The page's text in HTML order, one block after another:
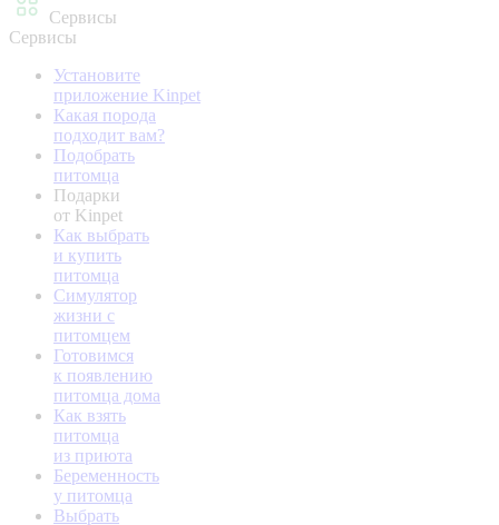
Сервисы
Сервисы
Установите
приложение Kinpet
Какая порода
подходит вам?
Подобрать
питомца
Подарки
от Kinpet
Как выбрать
и купить
питомца
Симулятор
жизни с
питомцем
Готовимся
к появлению
питомца дома
Как взять
питомца
из приюта
Беременность
у питомца
Выбрать